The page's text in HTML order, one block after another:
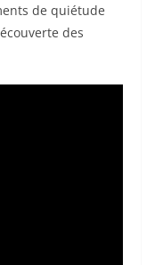
de quiétude
des